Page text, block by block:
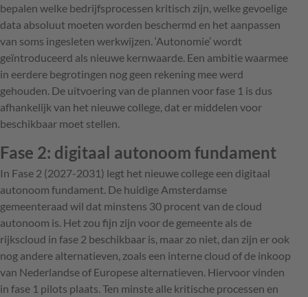
bepalen welke bedrijfsprocessen kritisch zijn, welke gevoelige
data absoluut moeten worden beschermd en het aanpassen
van soms ingesleten werkwijzen. ‘Autonomie’ wordt
geïntroduceerd als nieuwe kernwaarde. Een ambitie waarmee
in eerdere begrotingen nog geen rekening mee werd
gehouden. De uitvoering van de plannen voor fase 1 is dus
afhankelijk van het nieuwe college, dat er middelen voor
beschikbaar moet stellen.
Fase 2: digitaal autonoom fundament
In Fase 2 (2027-2031) legt het nieuwe college een digitaal
autonoom fundament. De huidige Amsterdamse
gemeenteraad wil dat minstens 30 procent van de cloud
autonoom is. Het zou fijn zijn voor de gemeente als de
rijkscloud in fase 2 beschikbaar is, maar zo niet, dan zijn er ook
nog andere alternatieven, zoals een interne cloud of de inkoop
van Nederlandse of Europese alternatieven. Hiervoor vinden
in fase 1 pilots plaats. Ten minste alle kritische processen en